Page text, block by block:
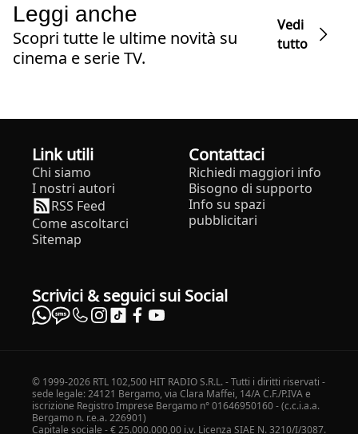
Leggi anche
Scopri tutte le ultime novità su
cinema e serie TV.
Vedi
tutto
Link utili
Chi siamo
I nostri autori
RSS Feed
Come ascoltarci
Sitemap
Contattaci
Richiedi maggiori info
Bisogno di supporto
Info su spazi
pubblicitari
Scrivici & seguici sui Social
© 1999-2026 RTL 102,500 HIT RADIO S.R.L. - Tutti i diritti riservati -
sede legale: 24121 Bergamo, via Clara Maffei, 14/A C.F./P.IVA e
iscrizione Registro Imprese Bergamo n° 01646950160 - (c.c.i.a.a.
Bergamo n. r.e.a. 226901)
Capitale sociale - € 25.000.000,00 i.v. Licenza SIAE N. 3210/I/3087.